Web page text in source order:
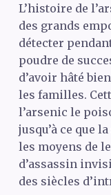
L’histoire de
des grands
détecter
poudre de
d’avoir hâté
les familles.
l’arsenic le
jusqu’à ce que
les moyens de
d’assassin
des siècles